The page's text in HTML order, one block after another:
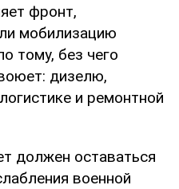
фронт,
мобилизацию
тому, без чего
дизелю,
и ремонтной
должен оставаться
военной